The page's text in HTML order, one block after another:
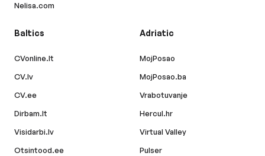
Nelisa.com
Baltics
CVonline.lt
CV.lv
CV.ee
Dirbam.lt
Visidarbi.lv
Otsintood.ee
Adriatic
MojPosao
MojPosao.ba
Vrabotuvanje
Hercul.hr
Virtual Valley
Pulser